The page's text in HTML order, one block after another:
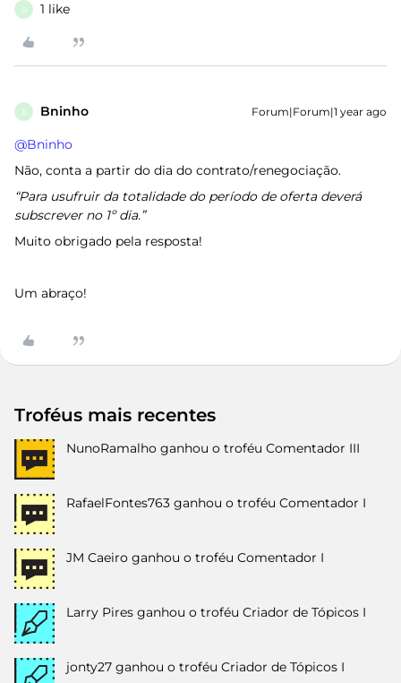
B 1 like
B Bninho Forum|Forum|1 year ago
@Bninho
Não, conta a partir do dia do contrato/renegociação.
“Para usufruir da totalidade do período de oferta deverá
subscrever no 1º dia.”
Muito obrigado pela resposta!
Um abraço!
Troféus mais recentes
NunoRamalho ganhou o troféu Comentador III
RafaelFontes763 ganhou o troféu Comentador I
JM Caeiro ganhou o troféu Comentador I
Larry Pires ganhou o troféu Criador de Tópicos I
jonty27 ganhou o troféu Criador de Tópicos I